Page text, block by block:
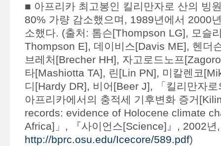
■ 아프리카 최고봉인 킬리만자로 산의 빙
80% 가량 감소했으며, 1989년에서 2000
소했다. (출처: 톰슨[Thompson LG], 모슬
Thompson E], 데이비스[Davis ME], 헨더
브레처[Brecher HH], 자고로드노프
타[Mashiotta TA], 린[Lin PN], 미칼렌코
디[Hardy DR], 비어[Beer J], 「킬리만자
아프리카에서의 충적세 기후변화 증거
records: evidence of Holocene climate
Africa]」, 『사이언스[Science]』, 2002
http://bprc.osu.edu/Icecore/589.pdf)